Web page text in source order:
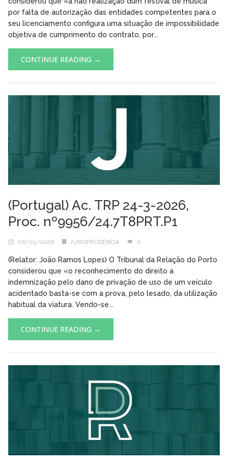
por falta de autorização das entidades competentes para o
seu licenciamento configura uma situação de impossibilidade
objetiva de cumprimento do contrato, por...
CONTINUE READING →
(Portugal) Ac. TRP 24-3-2026,
Proc. nº9956/24.7T8PRT.P1
06/05/2026 JURISPRUDÊNCIA 0
(Relator: João Ramos Lopes) O Tribunal da Relação do Porto
considerou que «o reconhecimento do direito a
indemnização pelo dano de privação de uso de um veículo
acidentado basta-se com a prova, pelo lesado, da utilização
habitual da viatura. Vendo-se...
CONTINUE READING →